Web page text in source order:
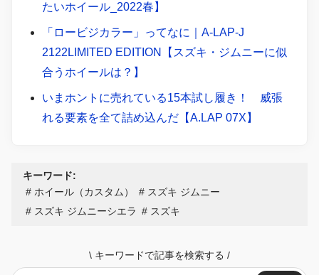
たいホイール_2022春】
「ロービジカラー」ってなに｜A-LAP-J
2122LIMITED EDITION【スズキ・ジムニーに似
合うホイールは？】
いまホントに売れている15本試し履き！ 威張
れる要素を全て詰め込んだ【A.LAP 07X】
キーワード:
ホイール（カスタム）
スズキ ジムニー
スズキ ジムニーシエラ
スズキ
\ キーワードで記事を検索する /